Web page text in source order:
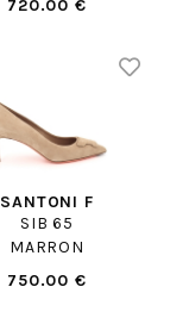
720.00 €
SANTONI F
SIB 65
MARRON
750.00 €